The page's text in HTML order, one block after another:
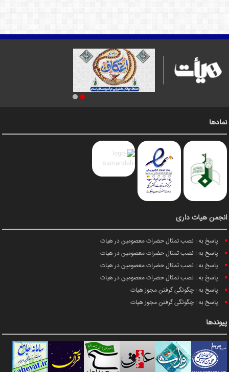
نمادها
انجمن هیات داری
پاسخ به : نصب تمثال حضرات معصومین در هیات
پاسخ به : نصب تمثال حضرات معصومین در هیات
پاسخ به : نصب تمثال حضرات معصومین در هیات
پاسخ به : نصب تمثال حضرات معصومین در هیات
پاسخ به : چگونگی گرفتن مجوز هیات
پاسخ به : چگونگی گرفتن مجوز هیات
پیوندها